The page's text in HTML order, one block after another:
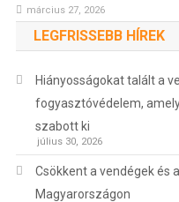
március 27, 2026
LEGFRISSEBB HÍREK
Hiányosságokat talált a
fogyasztóvédelem,
szabott ki
július 30, 2026
Csökkent a vendégek és
Magyarországon